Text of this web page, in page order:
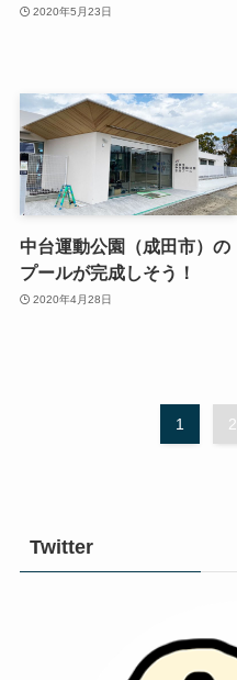
2020年5月23日
中台運動公園（成田市）の
プールが完成しそう！
2020年4月28日
1 2
Twitter